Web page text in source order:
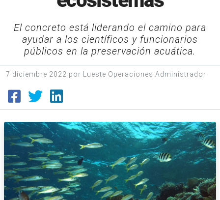
El concreto está liderando el camino para
ayudar a los científicos y funcionarios
públicos en la preservación acuática.
7 diciembre 2022 por Lueste Operaciones Administrador